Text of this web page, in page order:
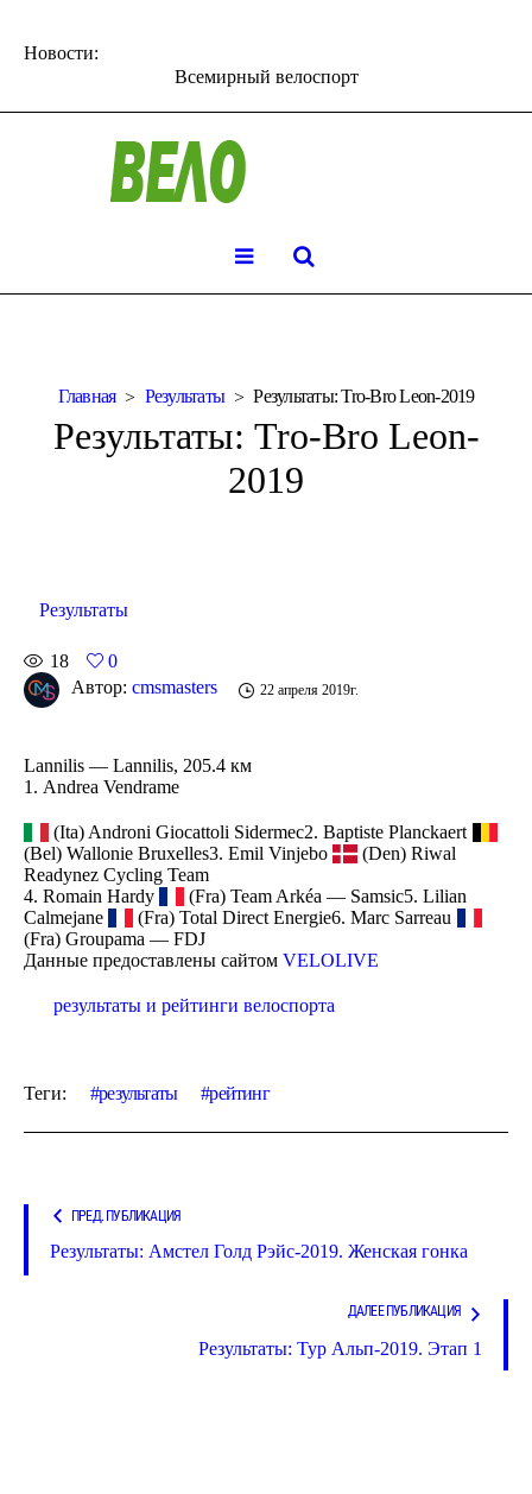
Новости:
Всемирный велоспорт
Главная Результаты Результаты: Tro-Bro Leon-2019
Результаты: Tro-Bro Leon-
2019
Результаты
18
0
Автор: cmsmasters 22 апреля 2019г.
Lannilis — Lannilis, 205.4 км
1. Andrea Vendrame
(Ita) Androni Giocattoli Sidermec2. Baptiste Planckaert
(Bel) Wallonie Bruxelles3. Emil Vinjebo
(Den) Riwal
Readynez Cycling Team
4. Romain Hardy
(Fra) Team Arkéa — Samsic5. Lilian
Calmejane
(Fra) Total Direct Energie6. Marc Sarreau
(Fra) Groupama — FDJ
Данные предоставлены сайтом VELOLIVE
результаты и рейтинги велоспорта
Теги: результаты рейтинг
ПРЕД. ПУБЛИКАЦИЯ
Результаты: Амстел Голд Рэйс-2019. Женская гонка
ДАЛЕЕ ПУБЛИКАЦИЯ
Результаты: Тур Альп-2019. Этап 1